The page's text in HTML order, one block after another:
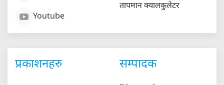
Youtube
तापमान क्यालकुलेटर
प्रकाशनहरु सम्पादक